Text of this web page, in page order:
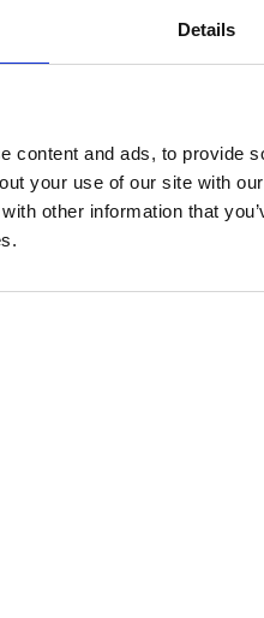
Details
content and ads, to provide
your use of our site with
other information that
du?
genau das
eine Filterschaltfläche
Ansonsten zögere
dir gerne weiter!
UNS